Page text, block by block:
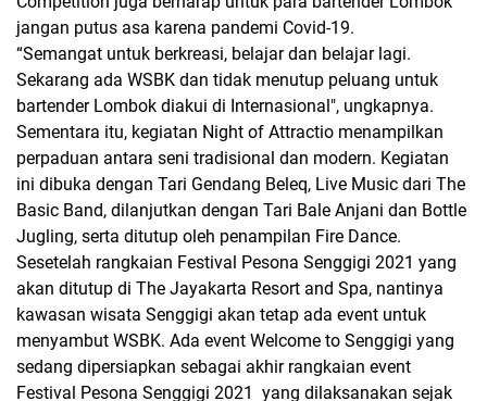
jangan putus asa karena pandemi Covid-19.
“Semangat untuk berkreasi, belajar dan belajar lagi.
Sekarang ada WSBK dan tidak menutup peluang untuk
bartender Lombok diakui di Internasional", ungkapnya.
Sementara itu, kegiatan Night of Attractio menampilkan
perpaduan antara seni tradisional dan modern. Kegiatan
ini dibuka dengan Tari Gendang Beleq, Live Music dari The
Basic Band, dilanjutkan dengan Tari Bale Anjani dan Bottle
Jugling, serta ditutup oleh penampilan Fire Dance.
Sesetelah rangkaian Festival Pesona Senggigi 2021 yang
akan ditutup di The Jayakarta Resort and Spa, nantinya
kawasan wisata Senggigi akan tetap ada event untuk
menyambut WSBK. Ada event Welcome to Senggigi yang
sedang dipersiapkan sebagai akhir rangkaian event
Festival Pesona Senggigi 2021 yang dilaksanakan sejak